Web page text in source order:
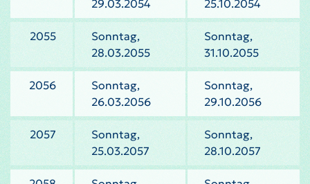
29.03.2054
25.10.2054
2055
Sonntag,
28.03.2055
Sonntag,
31.10.2055
2056
Sonntag,
26.03.2056
Sonntag,
29.10.2056
2057
Sonntag,
25.03.2057
Sonntag,
28.10.2057